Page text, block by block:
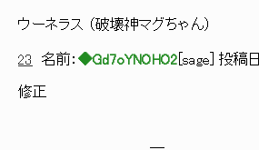
ウーネラス （破壊神マグちゃん）
23 名前： ◆Gd7oYNOHO2 sage ] 投稿日
修正